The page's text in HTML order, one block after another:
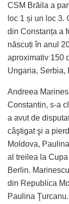
CSM Brăila a
loc 1 și un loc 3.
din Constanța a
născuți în anul
aproximativ 150
Ungaria, Serbia,
Andreea
Constantin, s-a
a avut de
câştigat şi a
Moldova,
al treilea la
Berlin.
din Republica
Paulina